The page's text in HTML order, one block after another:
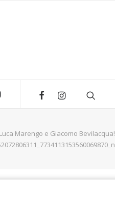
Marengo e Giacomo Bevilacqua!